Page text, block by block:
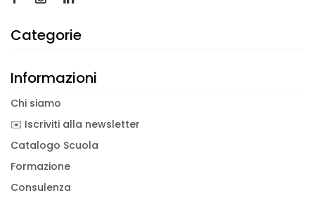
Categorie
Informazioni
Chi siamo
✉️ Iscriviti alla newsletter
Catalogo Scuola
Formazione
Consulenza